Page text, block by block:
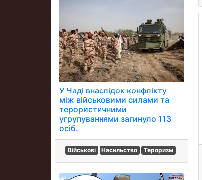
У Чаді внаслідок конфлікту
між військовими силами та
терористичними
угрупуваннями загинуло 113
осіб.
Військові Насильство Тероризм